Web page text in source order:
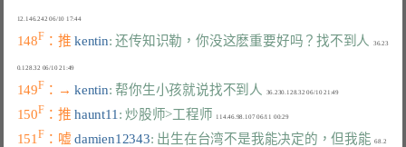
12.146.242 06/10 17:44
148F ：推 kentin: 还传知识勒，你没这麽重要好吗？找不到人
  36.23
149F ：→ kentin: 帮你生小孩就说找不到人
150F ：推 haunt11 : 炒股师>工程师
  114.46.98.107 06/11 00:29
151 F ：嘘 damien12343: 出生在台湾不是我能决定的，但我能
  68.2